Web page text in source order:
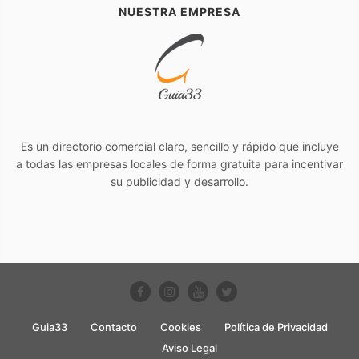
NUESTRA EMPRESA
Es un directorio comercial claro, sencillo y rápido que incluye
a todas las empresas locales de forma gratuita para incentivar
su publicidad y desarrollo.
Guia33 Contacto Cookies
Política de Privacidad
Aviso Legal